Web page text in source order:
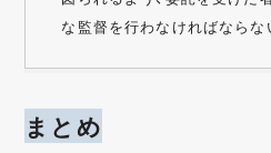
な監督を行わなければならな
まとめ